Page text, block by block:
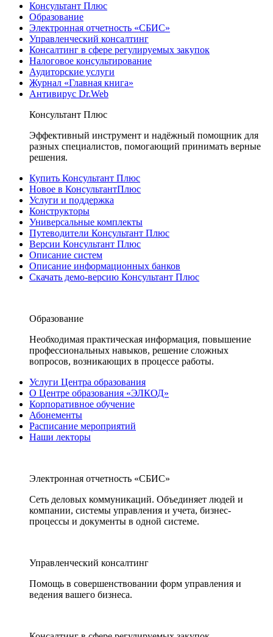
Консультант Плюс
Образование
Электронная отчетность «СБИС»
Управленческий консалтинг
Консалтинг в сфере регулируемых закупок
Налоговое консультирование
Аудиторские услуги
Журнал «Главная книга»
Антивирус Dr.Web
Консультант Плюс
Эффективный инструмент и надёжный помощник для
разных специалистов, помогающий принимать верные
решения.
Купить Консультант Плюс
Новое в КонсультантПлюс
Услуги и поддержка
Конструкторы
Универсальные комплекты
Путеводители Консультант Плюс
Версии Консультант Плюс
Описание систем
Описание информационных банков
Скачать демо-версию Консультант Плюс
Образование
Необходимая практическая информация, повышение
профессиональных навыков, решение сложных
вопросов, возникающих в процессе работы.
Услуги Центра образования
О Центре образования «ЭЛКОД»
Корпоративное обучение
Абонементы
Расписание мероприятий
Наши лекторы
Электронная отчетность «СБИС»
Сеть деловых коммуникаций. Объединяет людей и
компании, системы управления и учета, бизнес-
процессы и документы в одной системе.
Управленческий консалтинг
Помощь в совершенствовании форм управления и
ведения вашего бизнеса.